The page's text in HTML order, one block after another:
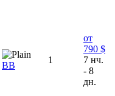
ВВ
1
от
790 $
7 нч.
- 8
дн.